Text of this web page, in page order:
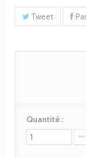
Tweet
Quantité :